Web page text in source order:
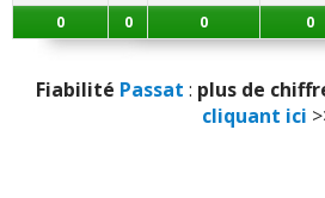
0 0 0 0
Fiabilité Passat : plus de
cliquant ici